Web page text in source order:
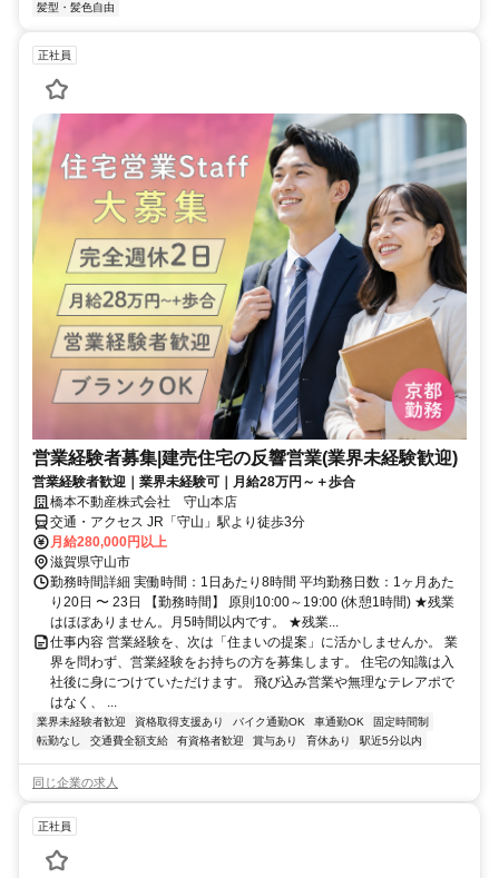
髪型・髪色自由
正社員
営業経験者募集|建売住宅の反響営業(業界未経験歓迎)
営業経験者歓迎｜業界未経験可｜月給28万円～＋歩合
橋本不動産株式会社 守山本店
交通・アクセス JR「守山」駅より徒歩3分
月給280,000円以上
滋賀県守山市
勤務時間詳細 実働時間：1日あたり8時間 平均勤務日数：1ヶ月あた
り20日 〜 23日 【勤務時間】 原則10:00～19:00 (休憩1時間) ★残業
はほぼありません。月5時間以内です。 ★残業...
仕事内容 営業経験を、次は「住まいの提案」に活かしませんか。 業
界を問わず、営業経験をお持ちの方を募集します。 住宅の知識は入
社後に身につけていただけます。 飛び込み営業や無理なテレアポで
はなく、 ...
業界未経験者歓迎 資格取得支援あり バイク通勤OK 車通勤OK
固定時間制
転勤なし
交通費全額支給 有資格者歓迎 賞与あり 育休あり 駅近5分以内
同じ企業の求人
正社員